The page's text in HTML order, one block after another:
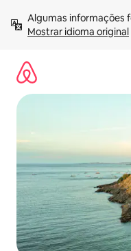
para
Mostrar idioma original